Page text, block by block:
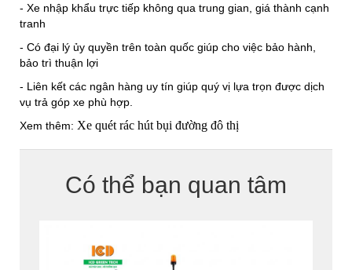
- Xe nhập khẩu trực tiếp không qua trung gian, giá thành cạnh
tranh
- Có đại lý ủy quyền trên toàn quốc giúp cho việc bảo hành,
bảo trì thuận lợi
- Liên kết các ngân hàng uy tín giúp quý vị lựa trọn được dịch
vụ trả góp xe phù hợp.
Xem thêm: Xe quét rác hút bụi đường đô thị
Có thể bạn quan tâm